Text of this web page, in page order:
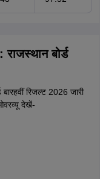
बोर्ड
रिजल्ट 2026 जारी
देखें-